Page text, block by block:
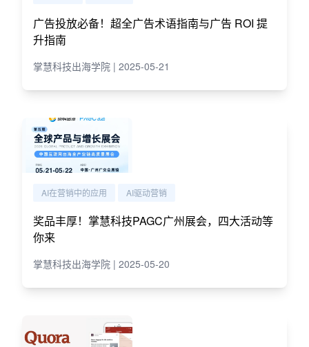
广告投放必备！超全广告术语指南与广告 ROI 提
升指南
掌慧科技出海学院 | 2025-05-21
AI在营销中的应用 AI驱动营销
奖品丰厚！掌慧科技PAGC广州展会，四大活动等
你来
掌慧科技出海学院 | 2025-05-20